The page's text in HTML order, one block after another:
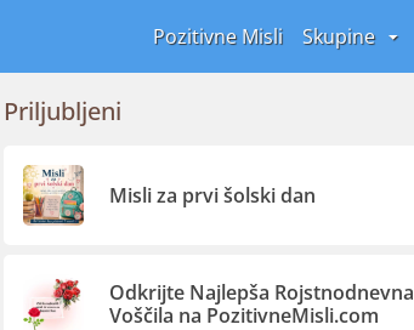
Pozitivne Misli Skupine
Priljubljeni
Misli za prvi šolski dan
Odkrijte Najlepša Rojstnodnevna
Voščila na PozitivneMisli.com